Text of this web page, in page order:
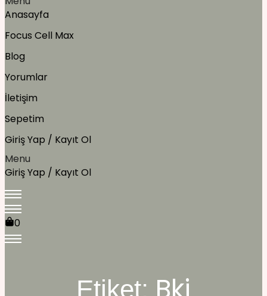
Anasayfa
Focus Cell Max
Blog
Yorumlar
İletişim
Sepetim
Giriş Yap / Kayıt Ol
Menu
Giriş Yap / Kayıt Ol
0
Etiket: